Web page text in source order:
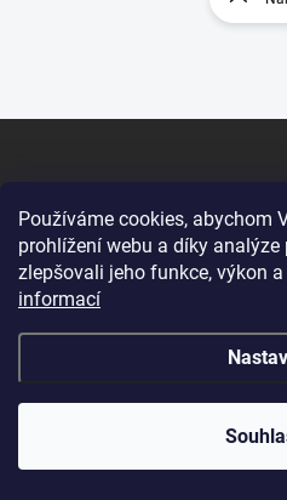
Používáme cookies, abychom
prohlížení webu a díky
zlepšovali jeho funkce, výkon
informací
d
p
y
v
ý
p
s
u
á
v
KONTAKT
kancelar
+420 604 774 784
https://www.facebook.com/